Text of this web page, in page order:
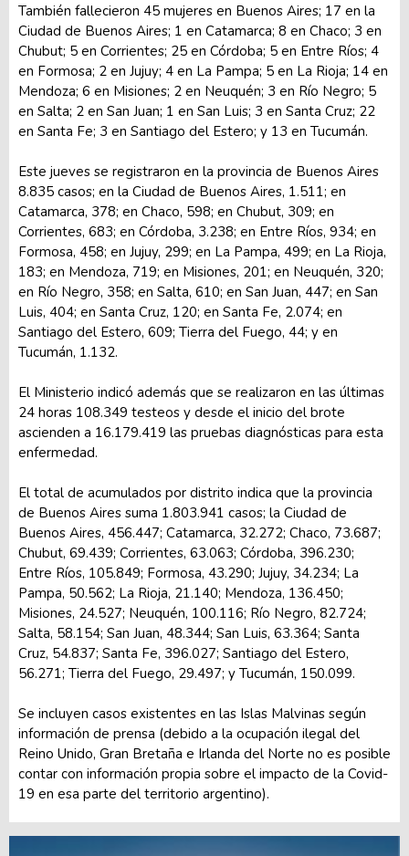
También fallecieron 45 mujeres en Buenos Aires; 17 en la
Ciudad de Buenos Aires; 1 en Catamarca; 8 en Chaco; 3 en
Chubut; 5 en Corrientes; 25 en Córdoba; 5 en Entre Ríos; 4
en Formosa; 2 en Jujuy; 4 en La Pampa; 5 en La Rioja; 14 en
Mendoza; 6 en Misiones; 2 en Neuquén; 3 en Río Negro; 5
en Salta; 2 en San Juan; 1 en San Luis; 3 en Santa Cruz; 22
en Santa Fe; 3 en Santiago del Estero; y 13 en Tucumán.
Este jueves se registraron en la provincia de Buenos Aires
8.835 casos; en la Ciudad de Buenos Aires, 1.511; en
Catamarca, 378; en Chaco, 598; en Chubut, 309; en
Corrientes, 683; en Córdoba, 3.238; en Entre Ríos, 934; en
Formosa, 458; en Jujuy, 299; en La Pampa, 499; en La Rioja,
183; en Mendoza, 719; en Misiones, 201; en Neuquén, 320;
en Río Negro, 358; en Salta, 610; en San Juan, 447; en San
Luis, 404; en Santa Cruz, 120; en Santa Fe, 2.074; en
Santiago del Estero, 609; Tierra del Fuego, 44; y en
Tucumán, 1.132.
El Ministerio indicó además que se realizaron en las últimas
24 horas 108.349 testeos y desde el inicio del brote
ascienden a 16.179.419 las pruebas diagnósticas para esta
enfermedad.
El total de acumulados por distrito indica que la provincia
de Buenos Aires suma 1.803.941 casos; la Ciudad de
Buenos Aires, 456.447; Catamarca, 32.272; Chaco, 73.687;
Chubut, 69.439; Corrientes, 63.063; Córdoba, 396.230;
Entre Ríos, 105.849; Formosa, 43.290; Jujuy, 34.234; La
Pampa, 50.562; La Rioja, 21.140; Mendoza, 136.450;
Misiones, 24.527; Neuquén, 100.116; Río Negro, 82.724;
Salta, 58.154; San Juan, 48.344; San Luis, 63.364; Santa
Cruz, 54.837; Santa Fe, 396.027; Santiago del Estero,
56.271; Tierra del Fuego, 29.497; y Tucumán, 150.099.
Se incluyen casos existentes en las Islas Malvinas según
información de prensa (debido a la ocupación ilegal del
Reino Unido, Gran Bretaña e Irlanda del Norte no es posible
contar con información propia sobre el impacto de la Covid-
19 en esa parte del territorio argentino).